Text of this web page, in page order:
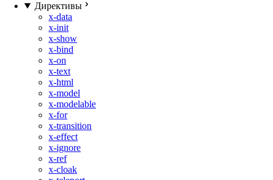
Директивы
x-data
x-init
x-show
x-bind
x-on
x-text
x-html
x-model
x-modelable
x-for
x-transition
x-effect
x-ignore
x-ref
x-cloak